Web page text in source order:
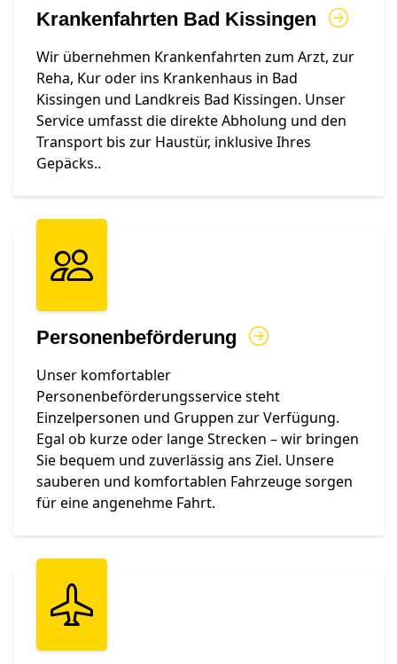
Krankenfahrten Bad Kissingen
Wir übernehmen Krankenfahrten zum Arzt, zur
Reha, Kur oder ins Krankenhaus in Bad
Kissingen und Landkreis Bad Kissingen. Unser
Service umfasst die direkte Abholung und den
Transport bis zur Haustür, inklusive Ihres
Gepäcks..
Personenbeförderung
Unser komfortabler
Personenbeförderungsservice steht
Einzelpersonen und Gruppen zur Verfügung.
Egal ob kurze oder lange Strecken – wir bringen
Sie bequem und zuverlässig ans Ziel. Unsere
sauberen und komfortablen Fahrzeuge sorgen
für eine angenehme Fahrt.